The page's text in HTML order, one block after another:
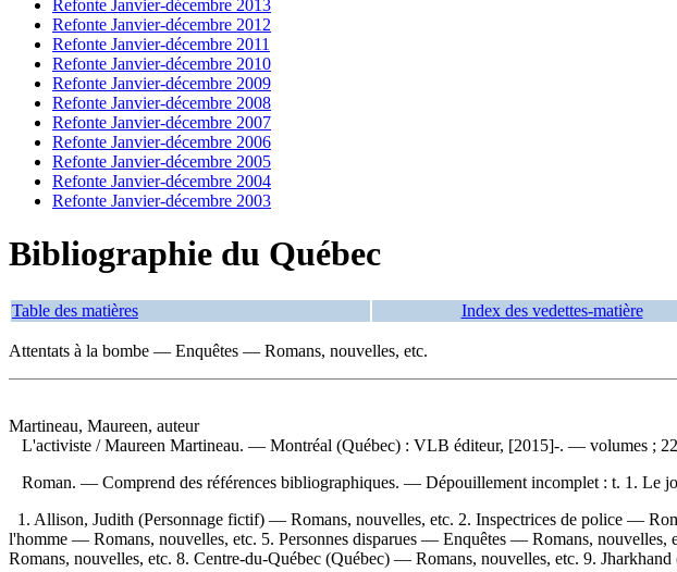
Refonte Janvier-décembre 2013
Refonte Janvier-décembre 2012
Refonte Janvier-décembre 2011
Refonte Janvier-décembre 2010
Refonte Janvier-décembre 2009
Refonte Janvier-décembre 2008
Refonte Janvier-décembre 2007
Refonte Janvier-décembre 2006
Refonte Janvier-décembre 2005
Refonte Janvier-décembre 2004
Refonte Janvier-décembre 2003
Bibliographie du Québec
Table des matières Index des vedettes-matière
Attentats à la bombe — Enquêtes — Romans, nouvelles, etc.
Martineau, Maureen, auteur
L'activiste / Maureen Martineau. — Montréal (Québec) : VLB éditeur, [2015]-. — volumes ;
Roman. — Comprend des références bibliographiques. — Dépouillement incomplet : t. 1. Le
1. Allison, Judith (Personnage fictif) — Romans, nouvelles, etc. 2. Inspectrices de police —
l'homme — Romans, nouvelles, etc. 5. Personnes disparues — Enquêtes — Romans,
Romans, nouvelles, etc. 8. Centre-du-Québec (Québec) — Romans, nouvelles, etc. 9.